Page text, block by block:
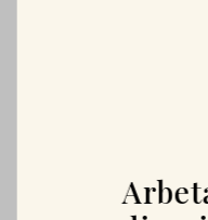
Vi söker två
Vi befinner oss i en